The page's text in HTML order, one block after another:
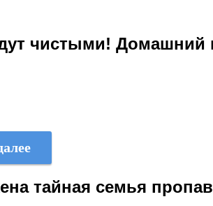
чистыми! Домашний
тайная семья